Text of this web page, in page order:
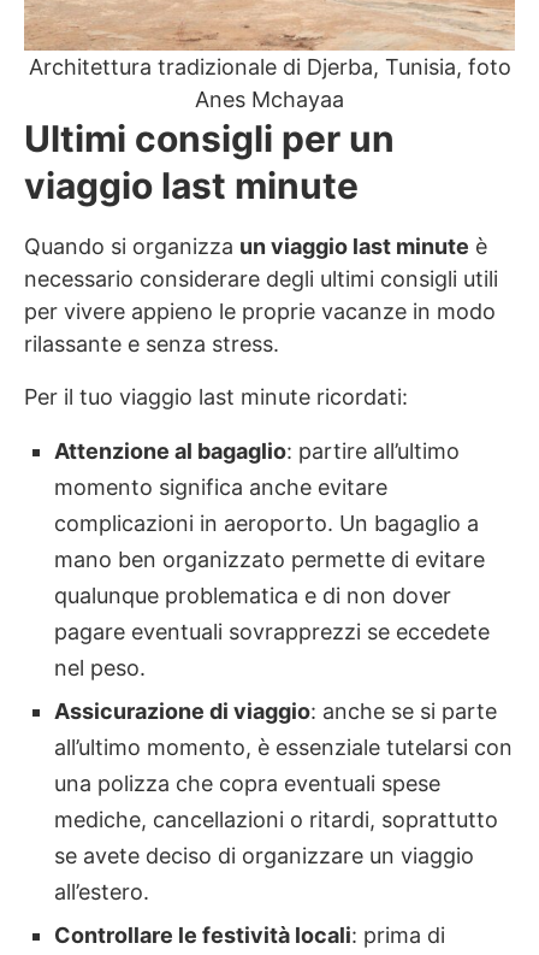
Architettura tradizionale di Djerba, Tunisia, foto
Anes Mchayaa
Ultimi consigli per un
viaggio last minute
Quando si organizza un viaggio last minute è
necessario considerare degli ultimi consigli utili
per vivere appieno le proprie vacanze in modo
rilassante e senza stress.
Per il tuo viaggio last minute ricordati:
Attenzione al bagaglio: partire all’ultimo
momento significa anche evitare
complicazioni in aeroporto. Un bagaglio a
mano ben organizzato permette di evitare
qualunque problematica e di non dover
pagare eventuali sovrapprezzi se eccedete
nel peso.
Assicurazione di viaggio: anche se si parte
all’ultimo momento, è essenziale tutelarsi con
una polizza che copra eventuali spese
mediche, cancellazioni o ritardi, soprattutto
se avete deciso di organizzare un viaggio
all’estero.
Controllare le festività locali: prima di